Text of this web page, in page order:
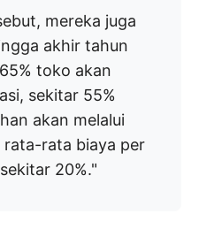
mereka juga
akhir tahun
toko akan
sekitar 55%
akan melalui
rata biaya per
20%."